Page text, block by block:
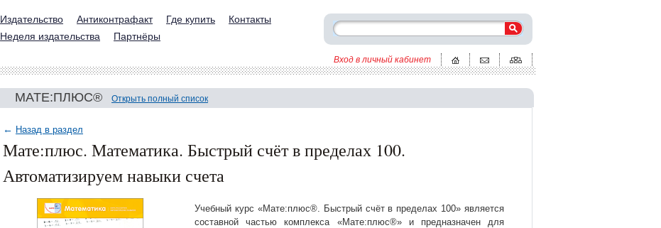
Издательство Антиконтрафакт Где купить
Контакты
Неделя издательства
Партнёры
Вход в личный кабинет
МАТЕ:ПЛЮС® Открыть полный список
← Назад в раздел
Мате:плюс. Математика. Быстрый счёт в пределах 100.
Автоматизируем навыки счета
Учебный курс «Мате:плюс®. Быстрый счёт в пределах 100» является
составной частью комплекса «Мате:плюс®» и предназначен для